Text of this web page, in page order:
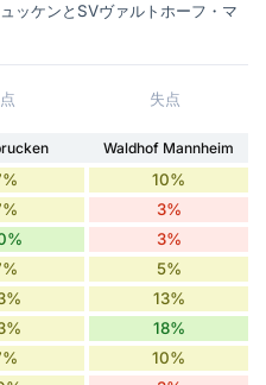
ッケンとSVヴァルトホーフ・マ
失点
Waldhof Mannheim
10%
3%
3%
5%
13%
18%
10%